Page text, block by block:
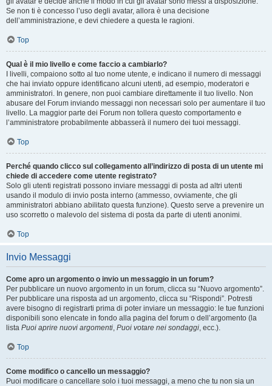
Se non ti è concesso l’uso degli avatar, allora è una decisione
dell’amministrazione, e devi chiedere a questa le ragioni.
Top
Qual è il mio livello e come faccio a cambiarlo?
I livelli, compaiono sotto al tuo nome utente, e indicano il numero di messaggi
che hai inviato oppure identificano alcuni utenti, ad esempio, moderatori e
amministratori. In genere, non puoi cambiare direttamente il tuo livello. Non
abusare del Forum inviando messaggi non necessari solo per aumentare il tuo
livello. La maggior parte dei Forum non tollera questo comportamento e
l’amministratore probabilmente abbasserà il numero dei tuoi messaggi.
Top
Perché quando clicco sul collegamento all’indirizzo di posta di un utente mi
chiede di accedere come utente registrato?
Solo gli utenti registrati possono inviare messaggi di posta ad altri utenti
usando il modulo di invio posta interno (ammesso, ovviamente, che gli
amministratori abbiano abilitato questa funzione). Questo serve a prevenire un
uso scorretto o malevolo del sistema di posta da parte di utenti anonimi.
Top
Invio Messaggi
Come apro un argomento o invio un messaggio in un forum?
Per pubblicare un nuovo argomento in un forum, clicca su “Nuovo argomento”.
Per pubblicare una risposta ad un argomento, clicca su “Rispondi”. Potresti
avere bisogno di registrarti prima di poter inviare un messaggio: le tue funzioni
disponibili sono elencate in fondo alla pagina del forum o dell’argomento (la
lista Puoi aprire nuovi argomenti, Puoi votare nei sondaggi, ecc.).
Top
Come modifico o cancello un messaggio?
Puoi modificare o cancellare solo i tuoi messaggi, a meno che tu non sia un